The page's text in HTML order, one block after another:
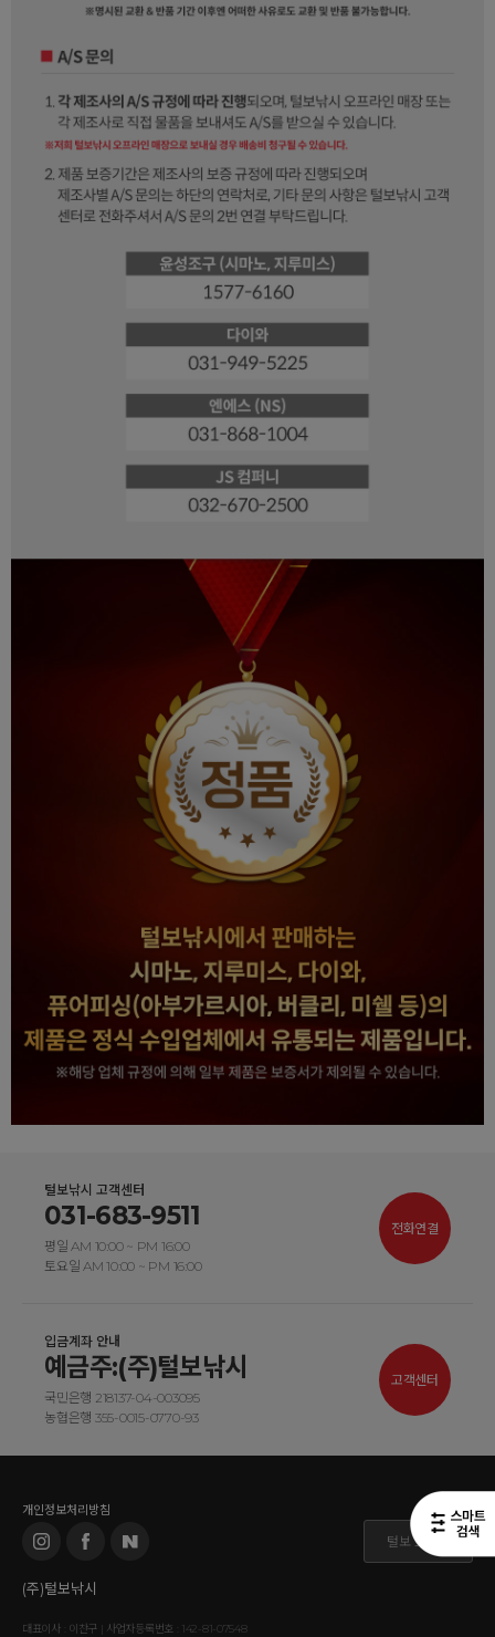
털보낚시 고객센터
031-683-9511
평일 AM 10:00 ~ PM 16:00
토요일 AM 10:00 ~ PM 16:00
전화연결
입금계좌 안내
예금주:(주)털보낚시
국민은행 218137-04-003095
농협은행 355-0015-0770-93
고객센터
개인정보처리방침
털보 도매몰
(주)털보낚시
대표이사 : 이찬구 | 사업자등록번호 : 142-81-07548